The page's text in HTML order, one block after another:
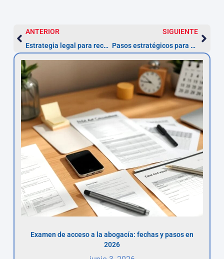
ANTERIOR
Estrategia legal para recuperar intereses en préstamos personales usurarios
SIGUIENTE
Pasos estratégicos para demostrar la nulidad de un contrato de préstamo
Examen de acceso a la abogacía: fechas y pasos en
2026